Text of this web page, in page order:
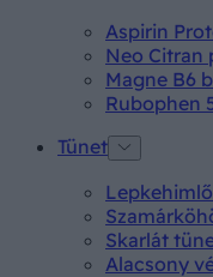
Aspirin
Neo Citran
Magne B6
Rubophen
Tünet
Skarlát
Alacsony